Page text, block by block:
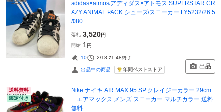
adidas×atmos/アディダス×アトモス SUPERSTAR CR
AZY ANIMAL PACK シューズ/スニーカー FY5232/26.5
/080
落札 3,520円
開始 1 円
10 2/18 21:48終了
出品中の商品 年間ベストストア 出品
送料無料
鑑定付き
Nike ナイキ AIR MAX 95 SP クレイジーカラー 29cm
エアマックス メンズ スニーカー マルチカラー 送料
無料